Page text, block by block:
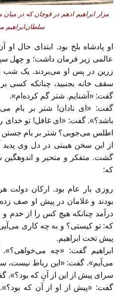
مزار ابراهیم ادهم در قوچان که در
سلطان‌ابراهیم
او پادشاه بلخ بود. ابتدای حال
عالمی زير فرمان داشت؛ و چهل
زرين در پس او می‌بردند. يک شب
سقف خانه بجنبيد، چنانکه کسی
گفت: «آشنايم. شتر گم کرده‌ام».
گفت: «ای نادان! شتر بر بام
باشد؟». گفت: «ای غافل! تو خدای
اطلس می‌جویی؟ شتر بر بام
از اين سخن هيبتی در دل وی
گشت. متفکر و متحير و اندوهگين
که:
روزی بار عام بود. ارکان دولت
بودند و غلامان در پيش او صف
درآمد چنانکه هيچ کس را از خدم
که: تو کيستی؟ و به چه کاری
پيش تخت ابراهيم.
ابراهيم گفت: «چه
می‌آیم». گفت: «اين رباط
سرای پيش از اين از آنِ که بود؟».
گفت: «پيش از او از آن که